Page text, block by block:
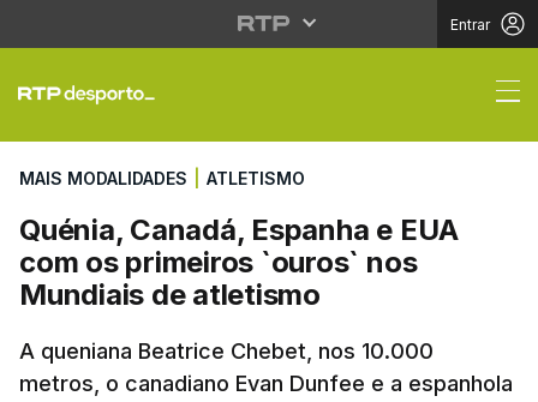
Entrar
Quénia, Canadá,
MAIS MODALIDADES ATLETISMO
Quénia, Canadá, Espanha e EUA
com os primeiros `ouros` nos
Mundiais de atletismo
A queniana Beatrice Chebet, nos 10.000
metros, o canadiano Evan Dunfee e a espanhola